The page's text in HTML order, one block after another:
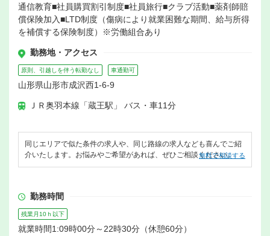
通信教育■社員購買割引制度■社員旅行■クラブ活動■薬剤師賠
償保険加入■LTD制度（傷病により就業困難な期間、給与所得
を補償する保険制度）※労働組合あり
勤務地・アクセス
原則、引越しを伴う転勤なし 車通勤可
山形県山形市成沢西1-6-9
ＪＲ奥羽本線「蔵王駅」 バス・車11分
同じエリアで似た条件の求人や、同じ路線の求人なども喜んでご紹
介いたします。お悩みやご希望があれば、ぜひご相談ください。
無料で相談する
勤務時間
残業月10ｈ以下
就業時間1:09時00分～22時30分（休憩60分）